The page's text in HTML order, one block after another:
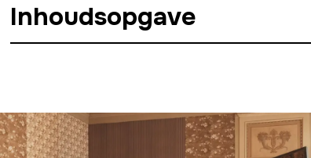
Inhoudsopgave